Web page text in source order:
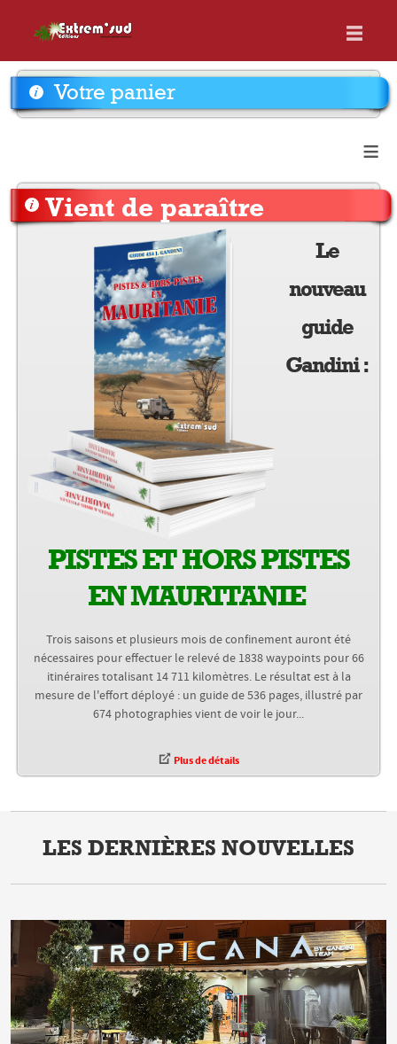
Votre panier
≡
Vient de paraître
Le
nouveau
guide
Gandini :
PISTES ET HORS PISTES
EN MAURITANIE
Trois saisons et plusieurs mois de confinement auront été
nécessaires pour effectuer le relevé de 1838 waypoints pour 66
itinéraires totalisant 14 711 kilomètres. Le résultat est à la
mesure de l'effort déployé : un guide de 536 pages, illustré par
674 photographies vient de voir le jour...
Plus de détails
LES DERNIÈRES NOUVELLES